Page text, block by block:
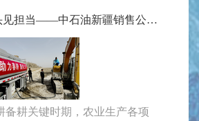
推广 | 田间地头见担当——中石油新疆销售公司保供春耕一线
备耕关键时期，农业生产各项